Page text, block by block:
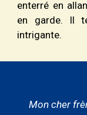
enterré en
en garde. Il
intrigante.
Mon cher